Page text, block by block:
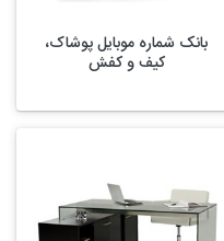
بانک شماره موبایل پوشاک،
کیف و کفش